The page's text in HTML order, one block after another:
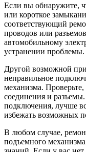
Если вы обнаружите,
или короткое
соответствующий
проводов или
автомобильному
устранении проблемы.
Другой возможной
неправильное
механизма.
соединения и
подключения, лучше
избежать возможных
В любом случае,
подъемного